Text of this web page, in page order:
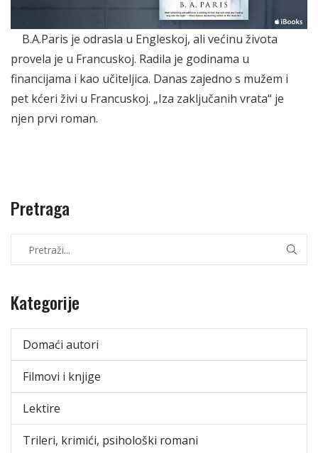
B.A.Paris je odrasla u Engleskoj, ali većinu života
provela je u Francuskoj. Radila je godinama u
financijama i kao učiteljica. Danas zajedno s mužem i
pet kćeri živi u Francuskoj. „Iza zaključanih vrata“ je
njen prvi roman.
Pretraga
Kategorije
Domaći autori
Filmovi i knjige
Lektire
Trileri, krimići, psihološki romani